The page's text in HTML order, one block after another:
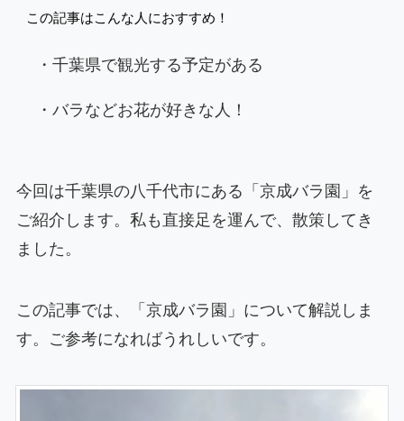
この記事はこんな人におすすめ！
・千葉県で観光する予定がある
・バラなどお花が好きな人！
今回は千葉県の八千代市にある「京成バラ園」を
ご紹介します。私も直接足を運んで、散策してき
ました。
この記事では、「京成バラ園」について解説しま
す。ご参考になればうれしいです。